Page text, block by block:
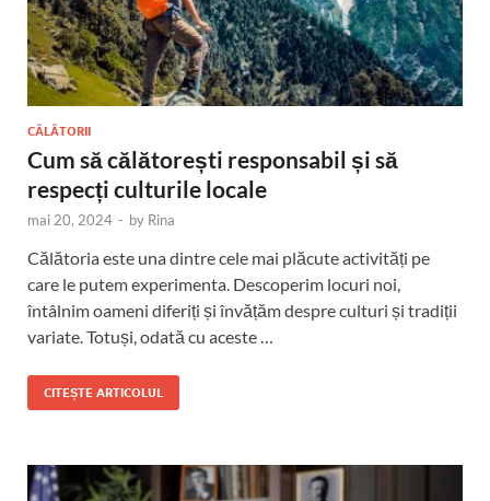
CĂLĂTORII
Cum să călătorești responsabil și să
respecți culturile locale
mai 20, 2024 - by Rina
Călătoria este una dintre cele mai plăcute activități pe
care le putem experimenta. Descoperim locuri noi,
întâlnim oameni diferiți și învățăm despre culturi și tradiții
variate. Totuși, odată cu aceste …
CITEȘTE ARTICOLUL